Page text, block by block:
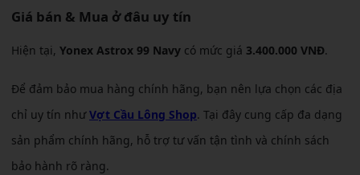
Giá bán & Mua ở đâu uy tín
Hiện tại, Yonex Astrox 99 Navy có mức giá 3.400.000 VNĐ.
Để đảm bảo mua hàng chính hãng, bạn nên lựa chọn các địa
chỉ uy tín nhưVợt Cầu Lông Shop. Tại đây cung cấp đa dạng
sản phẩm chính hãng, hỗ trợ tư vấn tận tình và chính sách
bảo hành rõ ràng.